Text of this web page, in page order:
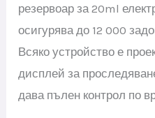
резервоар за 20ml
осигурява до 12 000
Всяко устройство е
дисплей за
дава пълен контрол по